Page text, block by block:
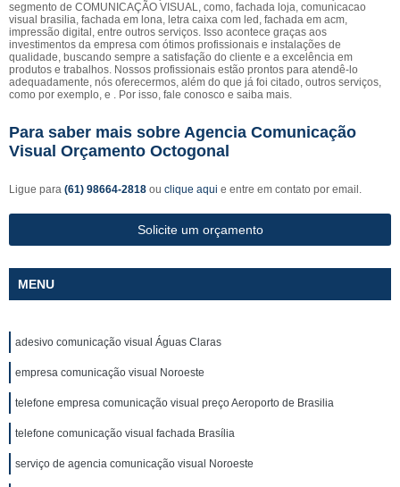
segmento de COMUNICAÇÃO VISUAL, como, fachada loja, comunicacao
visual brasilia, fachada em lona, letra caixa com led, fachada em acm,
impressão digital, entre outros serviços. Isso acontece graças aos
investimentos da empresa com ótimos profissionais e instalações de
qualidade, buscando sempre a satisfação do cliente e a excelência em
produtos e trabalhos. Nossos profissionais estão prontos para atendê-lo
adequadamente, nós oferecermos, além do que já foi citado, outros serviços,
como por exemplo, e . Por isso, fale conosco e saiba mais.
Para saber mais sobre Agencia Comunicação
Visual Orçamento Octogonal
Ligue para (61) 98664-2818 ou clique aqui e entre em contato por email.
Solicite um orçamento
MENU
adesivo comunicação visual Águas Claras
empresa comunicação visual Noroeste
telefone empresa comunicação visual preço Aeroporto de Brasilia
telefone comunicação visual fachada Brasília
serviço de agencia comunicação visual Noroeste